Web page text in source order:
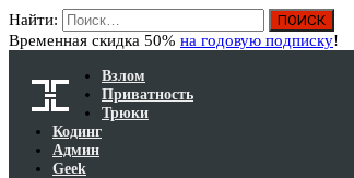
Найти:
Временная скидка 50% на годовую подписку!
Взлом
Приватность
Трюки
Кодинг
Админ
Geek